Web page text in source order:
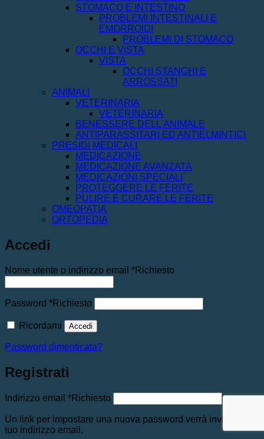
STOMACO E INTESTINO
PROBLEMI INTESTINALI E
EMORROIDI
PROBLEMI DI STOMACO
OCCHI E VISTA
VISTA
OCCHI STANCHI E
ARROSSATI
ANIMALI
VETERINARIA
VETERINARIA
BENESSERE DELL'ANIMALE
ANTIPARASSITARI ED ANTIELMINTICI
PRESIDI MEDICALI
MEDICAZIONE
MEDICAZIONE AVANZATA
MEDICAZIONI SPECIALI
PROTEGGERE LE FERITE
PULIRE E CURARE LE FERITE
OMEOPATIA
ORTOPEDIA
Accedi
Nome utente o indirizzo email *Richiesto
Password *Richiesto
Ricordami Accedi
Password dimenticata?
Registrati
Indirizzo email *Richiesto
Un link per impostare una nuova password verrà inviato al
tuo indirizzo email.